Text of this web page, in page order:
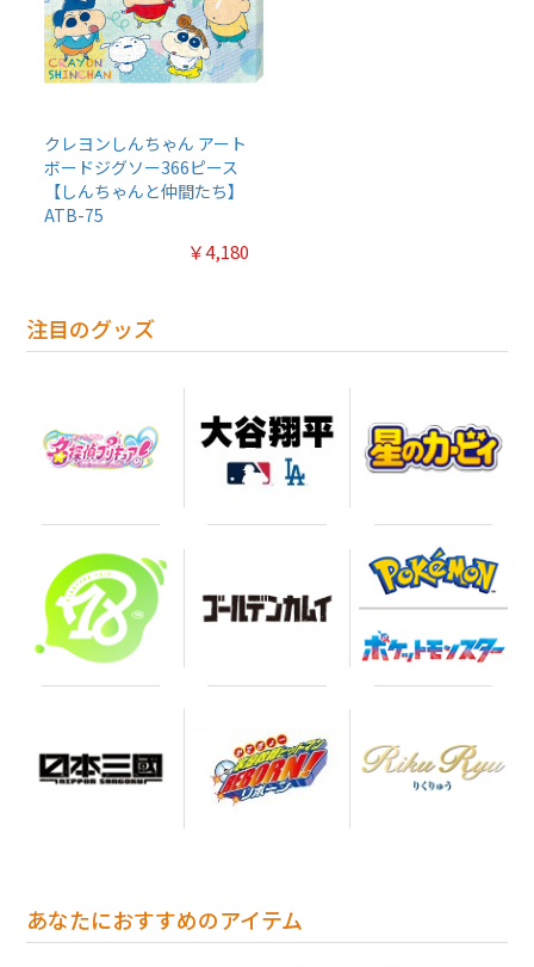
クレヨンしんちゃん アート
ボードジグソー366ピース
【しんちゃんと仲間たち】
ATB-75
￥4,180
注目のグッズ
あなたにおすすめのアイテム